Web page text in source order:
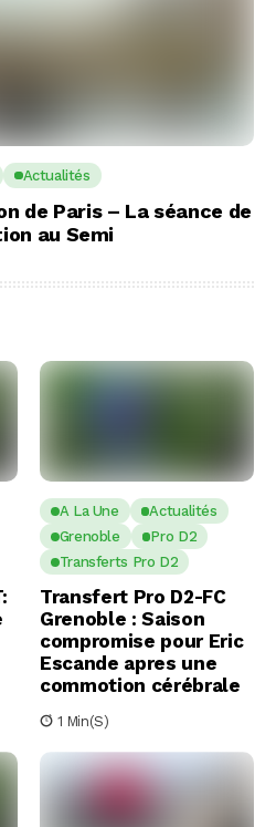
Actualités
de Paris – La séance de
au Semi
A La Une
Actualités
Grenoble
Pro D2
Transferts Pro D2
Transfert Pro D2-FC
Grenoble : Saison
compromise pour Eric
Escande apres une
commotion cérébrale
1 Min(s)